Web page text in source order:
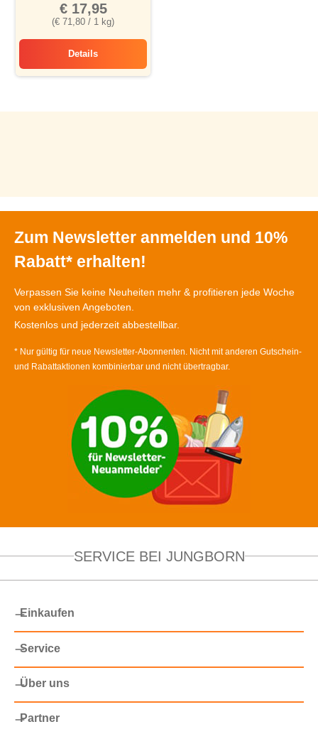
(€ 71,80 / 1 kg)
€ 17,95
Details
Ganzer Räucheraal, 250 g
Zum Newsletter anmelden und 10%
Rabatt* erhalten!
Verpassen Sie keine Neuheiten mehr & profitieren jede Woche
von exklusiven Angeboten.
Kostenlos und jederzeit abbestellbar.
* Nur gültig für neue Newsletter-Abonnenten. Nicht mit anderen Gutschein-
und Rabattaktionen kombinierbar und nicht übertragbar.
SERVICE BEI JUNGBORN
Einkaufen
Service
Über uns
Partner